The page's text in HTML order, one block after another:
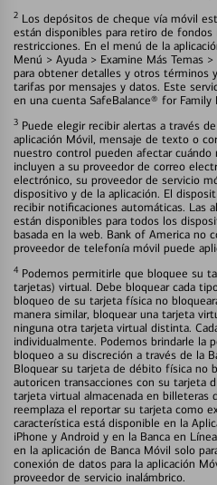
2 Los depósitos de cheque vía móvil
están disponibles para retiro de fondos
restricciones. En el menú de la
Menú > Ayuda > Examine Más Temas
para obtener detalles y otros términos
tarifas por mensajes y datos. Este
en una cuenta SafeBalance® for Family
3 Puede elegir recibir alertas a través
aplicación Móvil, mensaje de texto o
nuestro control pueden afectar cuándo
incluyen a su proveedor de correo
electrónico, su proveedor de servicio
dispositivo y de la aplicación. El
recibir notificaciones automáticas. Las
están disponibles para todos los
basada en la web. Bank of America no
proveedor de telefonía móvil puede
4 Podemos permitirle que bloquee su
tarjetas) virtual. Debe bloquear cada
bloqueo de su tarjeta física no
manera similar, bloquear una tarjeta
ninguna otra tarjeta virtual distinta.
individualmente. Podemos brindarle la
bloqueo a su discreción a través de la
Bloquear su tarjeta de débito física no
autoricen transacciones con su tarjeta
tarjeta virtual almacenada en billeteras
reemplaza el reportar su tarjeta como
característica está disponible en la
iPhone y Android y en la Banca en
en la aplicación de Banca Móvil solo
conexión de datos para la aplicación
proveedor de servicio inalámbrico.